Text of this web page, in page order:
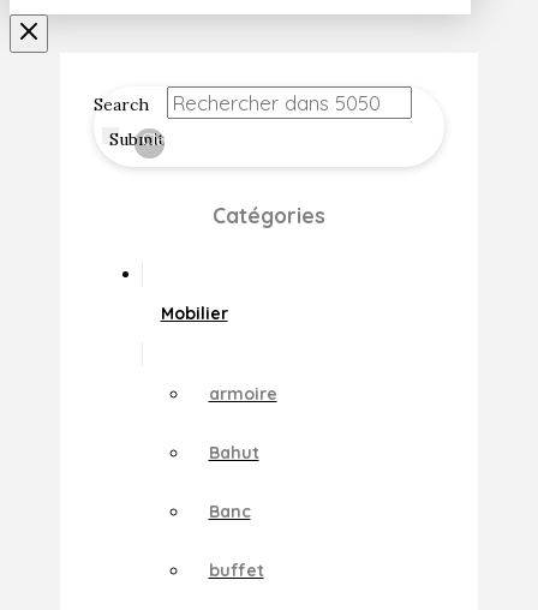
Search
Submit
Clear
Catégories
Mobilier
armoire
Bahut
Banc
buffet